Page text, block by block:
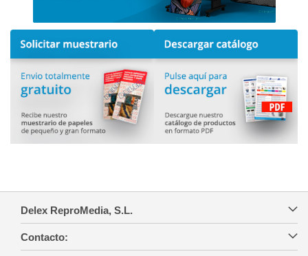
Delex ReproMedia, S.L.
Contacto: